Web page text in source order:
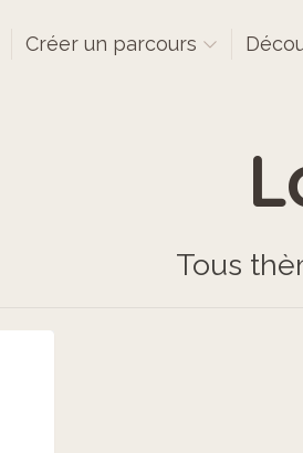
Créer un parcours
Tous